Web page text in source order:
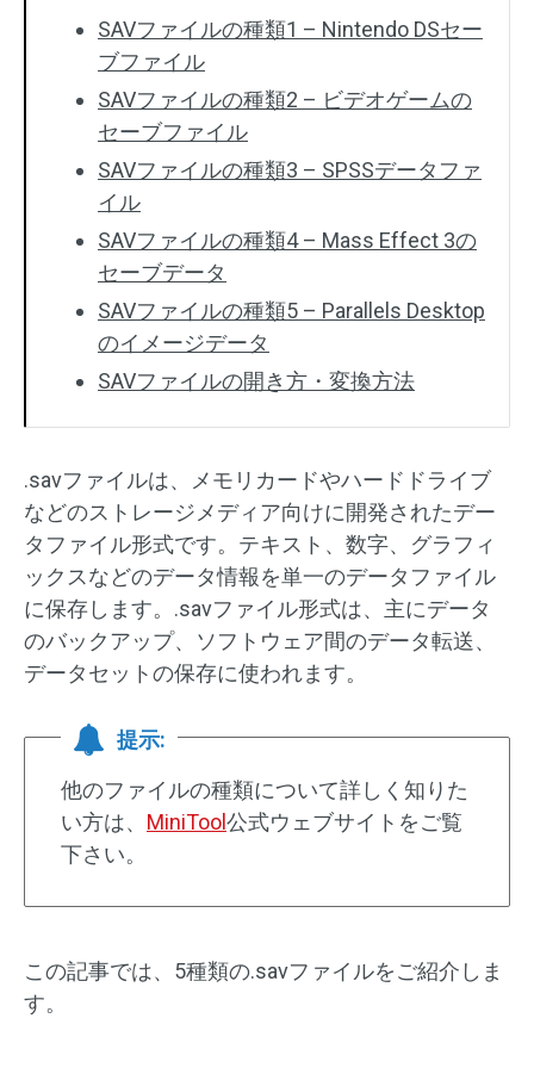
SAVファイルの種類1 – Nintendo DSセー
ブファイル
SAVファイルの種類2 – ビデオゲームの
セーブファイル
SAVファイルの種類3 – SPSSデータファ
イル
SAVファイルの種類4 – Mass Effect 3の
セーブデータ
SAVファイルの種類5 – Parallels Desktop
のイメージデータ
SAVファイルの開き方・変換方法
.savファイルは、メモリカードやハードドライブ
などのストレージメディア向けに開発されたデー
タファイル形式です。テキスト、数字、グラフィ
ックスなどのデータ情報を単一のデータファイル
に保存します。.savファイル形式は、主にデータ
のバックアップ、ソフトウェア間のデータ転送、
データセットの保存に使われます。
提示:
他のファイルの種類について詳しく知りた
い方は、 MiniTool公式ウェブサイトをご覧
下さい。
この記事では、5種類の.savファイルをご紹介しま
す。